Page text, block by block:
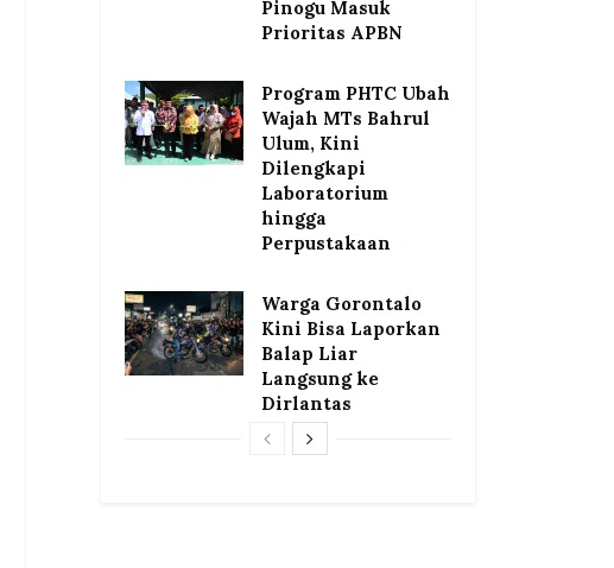
Pinogu Masuk
Prioritas APBN
Program PHTC Ubah
Wajah MTs Bahrul
Ulum, Kini
Dilengkapi
Laboratorium
hingga
Perpustakaan
Warga Gorontalo
Kini Bisa Laporkan
Balap Liar
Langsung ke
Dirlantas